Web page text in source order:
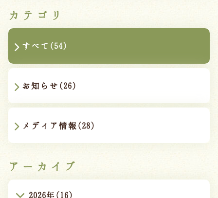
カテゴリ
すべて(54)
お知らせ(26)
メディア情報(28)
アーカイブ
2026年(16)